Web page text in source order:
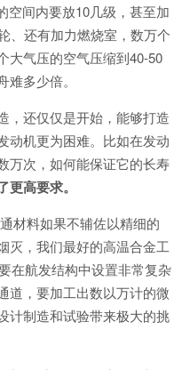
空间内要放10几级，甚至加
、还有加力燃烧室，数万个
大气压的空气压缩到40-50
多少倍。
，还仅仅是开始，能够打造
动机更为困难。比如在发动
万次，如何能保证它的长寿
高要求。
材料如果不辅佐以精细的
灭，我们最好的高温合金工
在航发结构中设置非常复杂
道，要加工出数以万计的微
计制造和试验带来极大的挑